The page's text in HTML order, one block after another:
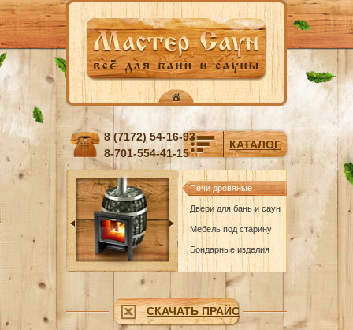
Перейти к основному содержанию
КАТАЛОГ
8 (7172) 54-16-93
8-701-554-41-15
Печи дровяные
Двери для бань и саун
Мебель под старину
Бондарные изделия
СКАЧАТЬ ПРАЙС